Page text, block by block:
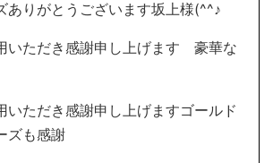
ありがとうございます坂上様(^^♪
いただき感謝申し上げます 豪華な
いただき感謝申し上げますゴールド
ズも感謝